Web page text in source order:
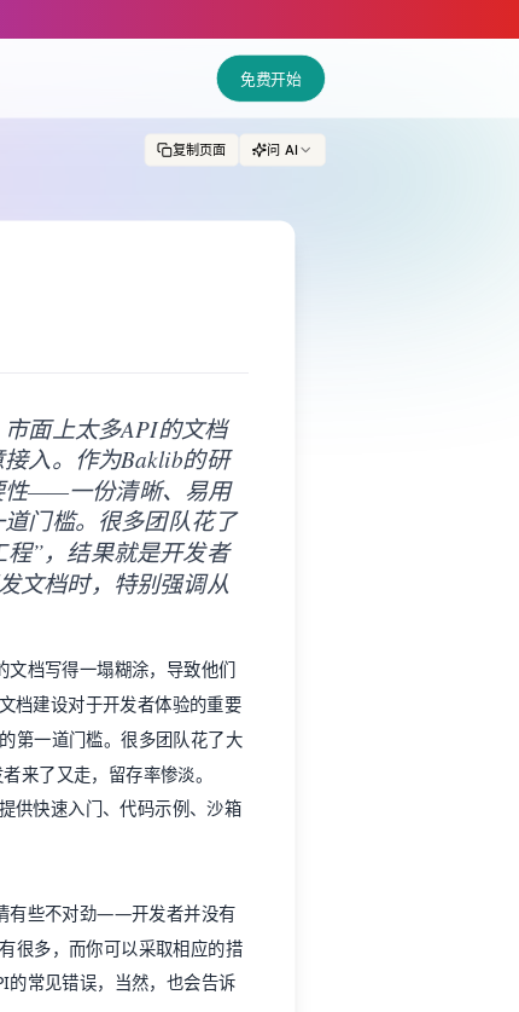
免费开始
复制页面 问 AI
面上太多API的文档
入。作为Baklib的研
性——一份清晰、易用
门槛。很多团队花了
”，结果就是开发者
文档时，特别强调从
文档写得一塌糊涂，导致他们
档建设对于开发者体验的重要
第一道门槛。很多团队花了大
来了又走，留存率惨淡。
供快速入门、代码示例、沙箱
有些不对劲——开发者并没有
很多，而你可以采取相应的措
的常见错误，当然，也会告诉